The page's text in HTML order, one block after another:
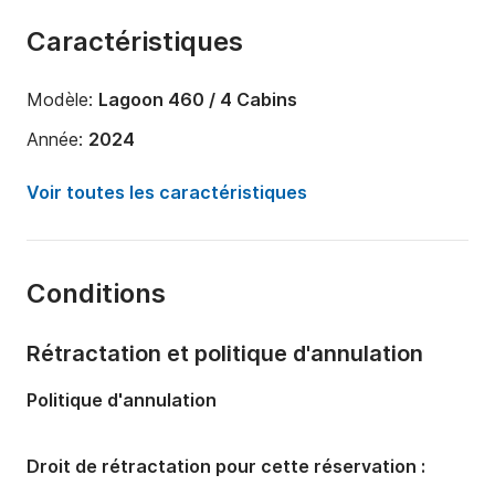
Caractéristiques
Modèle: Lagoon 460 / 4 Cabins
Année: 2024
Capacité à bord:
12 personnes
Nombre de salles de bains:
Longueur:
Puissance moteur:114cv
Voir toutes les caractéristiques
Conditions
Rétractation et politique d'annulation
Politique d'annulation
Droit de rétractation pour cette réservation :